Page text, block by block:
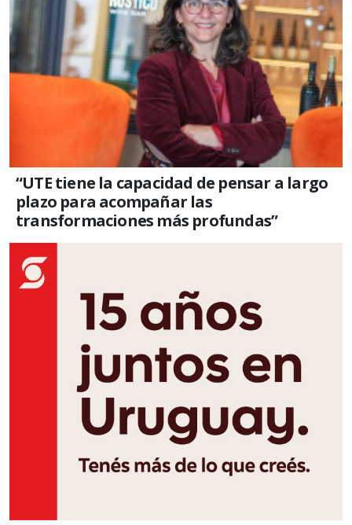
“UTE tiene la capacidad de pensar a largo
plazo para acompañar las
transformaciones más profundas”